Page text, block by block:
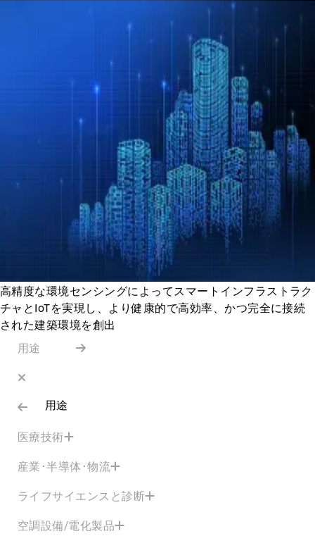
高精度な環境センシングによってスマートインフラストラク
チャとIoTを実現し、より健康的で高効率、かつ完全に接続
された建築環境を創出
用途
用途
医療技術
産業･半導体･物流
ライフサイエンスと診断
空調設備/電化製品